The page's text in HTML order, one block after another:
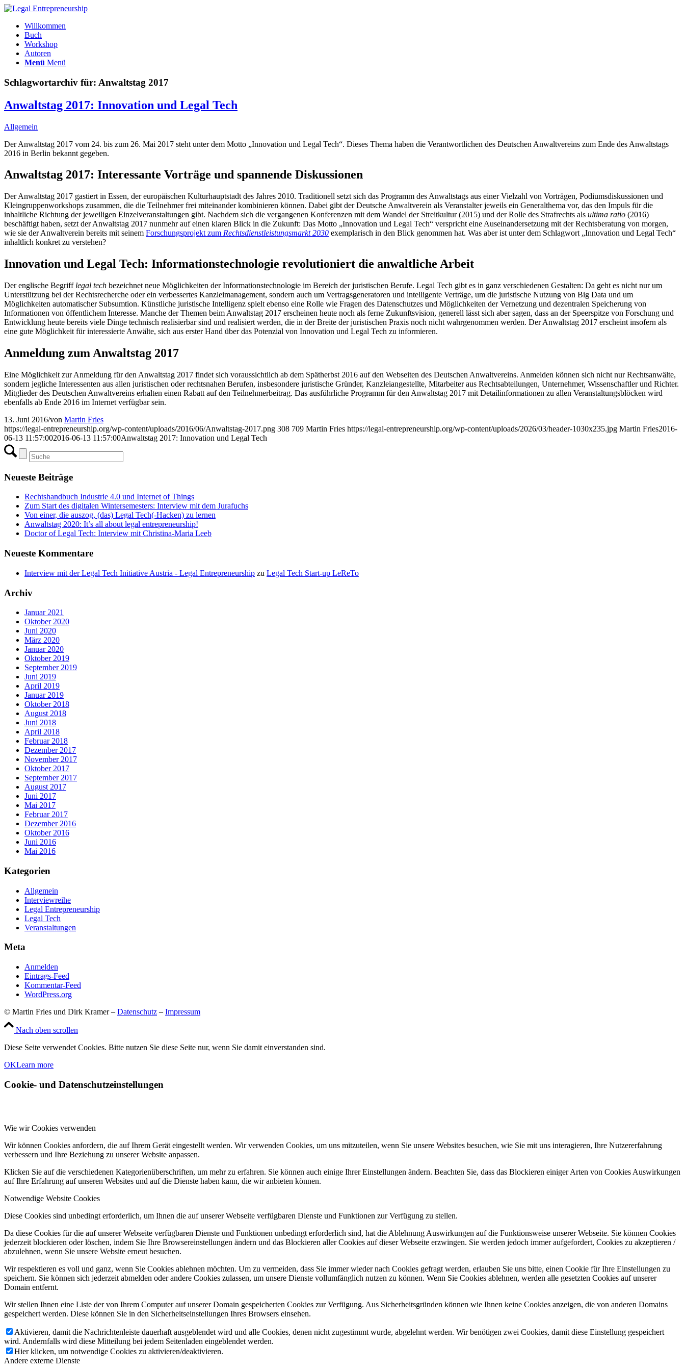
Willkommen
Buch
Workshop
Autoren
Menü Menü
Schlagwortarchiv für: Anwaltstag 2017
Anwaltstag 2017: Innovation und Legal Tech
Allgemein
Der Anwaltstag 2017 vom 24. bis zum 26. Mai 2017 steht unter dem Motto „Innovation und Legal Tech“. Dieses Thema haben die Verantwortlichen des Deutschen Anwaltvereins zum Ende des Anwaltstags
2016 in Berlin bekannt gegeben.
Anwaltstag 2017: Interessante Vorträge und spannende Diskussionen
Der Anwaltstag 2017 gastiert in Essen, der europäischen Kulturhauptstadt des Jahres 2010. Traditionell setzt sich das Programm des Anwaltstags aus einer Vielzahl von Vorträgen, Podiumsdiskussionen und
Kleingruppenworkshops zusammen, die die Teilnehmer frei miteinander kombinieren können. Dabei gibt der Deutsche Anwaltverein als Veranstalter jeweils ein Generalthema vor, das den Impuls für die
inhaltliche Richtung der jeweiligen Einzelveranstaltungen gibt. Nachdem sich die vergangenen Konferenzen mit dem Wandel der Streitkultur (2015) und der Rolle des Strafrechts als ultima ratio (2016)
beschäftigt haben, setzt der Anwaltstag 2017 nunmehr auf einen klaren Blick in die Zukunft: Das Motto „Innovation und Legal Tech“ verspricht eine Auseinandersetzung mit der Rechtsberatung von morgen,
wie sie der Anwaltverein bereits mit seinem Forschungsprojekt zum Rechtsdienstleistungsmarkt 2030 exemplarisch in den Blick genommen hat. Was aber ist unter dem Schlagwort „Innovation und Legal Tech“
inhaltlich konkret zu verstehen?
Innovation und Legal Tech: Informationstechnologie revolutioniert die anwaltliche Arbeit
Der englische Begriff legal tech bezeichnet neue Möglichkeiten der Informationstechnologie im Bereich der juristischen Berufe. Legal Tech gibt es in ganz verschiedenen Gestalten: Da geht es nicht nur um
Unterstützung bei der Rechtsrecherche oder ein verbessertes Kanzleimanagement, sondern auch um Vertragsgeneratoren und intelligente Verträge, um die juristische Nutzung von Big Data und um
Möglichkeiten automatischer Subsumtion. Künstliche juristische Intelligenz spielt ebenso eine Rolle wie Fragen des Datenschutzes und Möglichkeiten der Vernetzung und dezentralen Speicherung von
Informationen von öffentlichem Interesse. Manche der Themen beim Anwaltstag 2017 erscheinen heute noch als ferne Zukunftsvision, generell lässt sich aber sagen, dass an der Speerspitze von Forschung und
Entwicklung heute bereits viele Dinge technisch realisierbar sind und realisiert werden, die in der Breite der juristischen Praxis noch nicht wahrgenommen werden. Der Anwaltstag 2017 erscheint insofern als
eine gute Möglichkeit für interessierte Anwälte, sich aus erster Hand über das Potenzial von Innovation und Legal Tech zu informieren.
Anmeldung zum Anwaltstag 2017
Eine Möglichkeit zur Anmeldung für den Anwaltstag 2017 findet sich voraussichtlich ab dem Spätherbst 2016 auf den Webseiten des Deutschen Anwaltvereins. Anmelden können sich nicht nur Rechtsanwälte,
sondern jegliche Interessenten aus allen juristischen oder rechtsnahen Berufen, insbesondere juristische Gründer, Kanzleiangestellte, Mitarbeiter aus Rechtsabteilungen, Unternehmer, Wissenschaftler und Richter.
Mitglieder des Deutschen Anwaltvereins erhalten einen Rabatt auf den Teilnehmerbeitrag. Das ausführliche Programm für den Anwaltstag 2017 mit Detailinformationen zu allen Veranstaltungsblöcken wird
ebenfalls ab Ende 2016 im Internet verfügbar sein.
13. Juni 2016/von Martin Fries
https://legal-entrepreneurship.org/wp-content/uploads/2016/06/Anwaltstag-2017.png 308 709 Martin Fries https://legal-entrepreneurship.org/wp-content/uploads/2026/03/header-1030x235.jpg Martin Fries2016-
06-13 11:57:002016-06-13 11:57:00Anwaltstag 2017: Innovation und Legal Tech
Neueste Beiträge
Rechtshandbuch Industrie 4.0 und Internet of Things
Zum Start des digitalen Wintersemesters: Interview mit dem Jurafuchs
Von einer, die auszog, (das) Legal Tech(-Hacken) zu lernen
Anwaltstag 2020: It’s all about legal entrepreneurship!
Doctor of Legal Tech: Interview mit Christina-Maria Leeb
Neueste Kommentare
Interview mit der Legal Tech Initiative Austria - Legal Entrepreneurship zu Legal Tech Start-up LeReTo
Archiv
Januar 2021
Oktober 2020
Juni 2020
März 2020
Januar 2020
Oktober 2019
September 2019
Juni 2019
April 2019
Januar 2019
Oktober 2018
August 2018
Juni 2018
April 2018
Februar 2018
Dezember 2017
November 2017
Oktober 2017
September 2017
August 2017
Juni 2017
Mai 2017
Februar 2017
Dezember 2016
Oktober 2016
Juni 2016
Mai 2016
Kategorien
Allgemein
Interviewreihe
Legal Entrepreneurship
Legal Tech
Veranstaltungen
Meta
Anmelden
Eintrags-Feed
Kommentar-Feed
WordPress.org
© Martin Fries und Dirk Kramer – Datenschutz – Impressum
Nach oben scrollen
Diese Seite verwendet Cookies. Bitte nutzen Sie diese Seite nur, wenn Sie damit einverstanden sind.
OKLearn more
Cookie- und Datenschutzeinstellungen
Wie wir Cookies verwenden
Wir können Cookies anfordern, die auf Ihrem Gerät eingestellt werden. Wir verwenden Cookies, um uns mitzuteilen, wenn Sie unsere Websites besuchen, wie Sie mit uns interagieren, Ihre Nutzererfahrung
verbessern und Ihre Beziehung zu unserer Website anpassen.
Klicken Sie auf die verschiedenen Kategorienüberschriften, um mehr zu erfahren. Sie können auch einige Ihrer Einstellungen ändern. Beachten Sie, dass das Blockieren einiger Arten von Cookies Auswirkungen
auf Ihre Erfahrung auf unseren Websites und auf die Dienste haben kann, die wir anbieten können.
Notwendige Website Cookies
Diese Cookies sind unbedingt erforderlich, um Ihnen die auf unserer Webseite verfügbaren Dienste und Funktionen zur Verfügung zu stellen.
Da diese Cookies für die auf unserer Webseite verfügbaren Dienste und Funktionen unbedingt erforderlich sind, hat die Ablehnung Auswirkungen auf die Funktionsweise unserer Webseite. Sie können Cookies
jederzeit blockieren oder löschen, indem Sie Ihre Browsereinstellungen ändern und das Blockieren aller Cookies auf dieser Webseite erzwingen. Sie werden jedoch immer aufgefordert, Cookies zu akzeptieren /
abzulehnen, wenn Sie unsere Website erneut besuchen.
Wir respektieren es voll und ganz, wenn Sie Cookies ablehnen möchten. Um zu vermeiden, dass Sie immer wieder nach Cookies gefragt werden, erlauben Sie uns bitte, einen Cookie für Ihre Einstellungen zu
speichern. Sie können sich jederzeit abmelden oder andere Cookies zulassen, um unsere Dienste vollumfänglich nutzen zu können. Wenn Sie Cookies ablehnen, werden alle gesetzten Cookies auf unserer
Domain entfernt.
Wir stellen Ihnen eine Liste der von Ihrem Computer auf unserer Domain gespeicherten Cookies zur Verfügung. Aus Sicherheitsgründen können wie Ihnen keine Cookies anzeigen, die von anderen Domains
gespeichert werden. Diese können Sie in den Sicherheitseinstellungen Ihres Browsers einsehen.
Aktivieren, damit die Nachrichtenleiste dauerhaft ausgeblendet wird und alle Cookies, denen nicht zugestimmt wurde, abgelehnt werden. Wir benötigen zwei Cookies, damit diese Einstellung gespeichert
wird. Andernfalls wird diese Mitteilung bei jedem Seitenladen eingeblendet werden.
Hier klicken, um notwendige Cookies zu aktivieren/deaktivieren.
Andere externe Dienste